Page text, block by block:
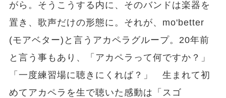
がら。そうこうする内に、そのバンドは楽器を
置き、歌声だけの形態に。それが、mo'better
(モアベター)と言うアカペラグループ。20年前
と言う事もあり、「アカペラって何ですか？」
「一度練習場に聴きにくれば？」 生まれて初
めてアカペラを生で聴いた感動は「スゴ